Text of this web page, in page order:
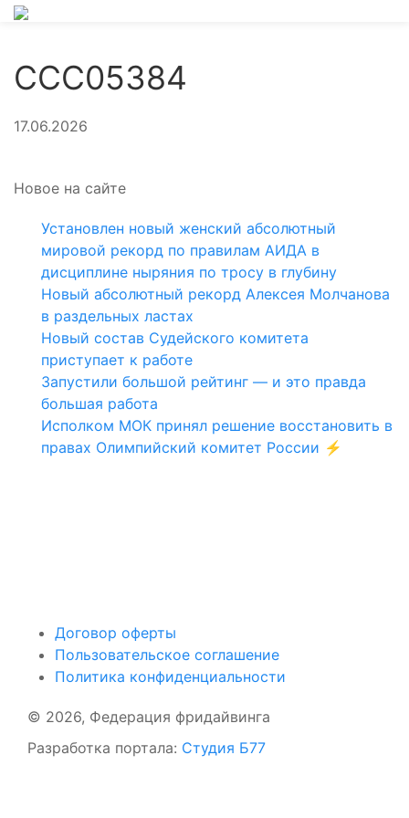
CCC05384
17.06.2026
Новое на сайте
Установлен новый женский абсолютный
мировой рекорд по правилам АИДА в
дисциплине ныряния по тросу в глубину
Новый абсолютный рекорд Алексея Молчанова
в раздельных ластах
Новый состав Судейского комитета
приступает к работе
Запустили большой рейтинг — и это правда
большая работа
Исполком МОК принял решение восстановить в
правах Олимпийский комитет России ⚡️
Договор оферты
Пользовательское соглашение
Политика конфиденциальности
© 2026, Федерация фридайвинга
Разработка портала: Студия Б77